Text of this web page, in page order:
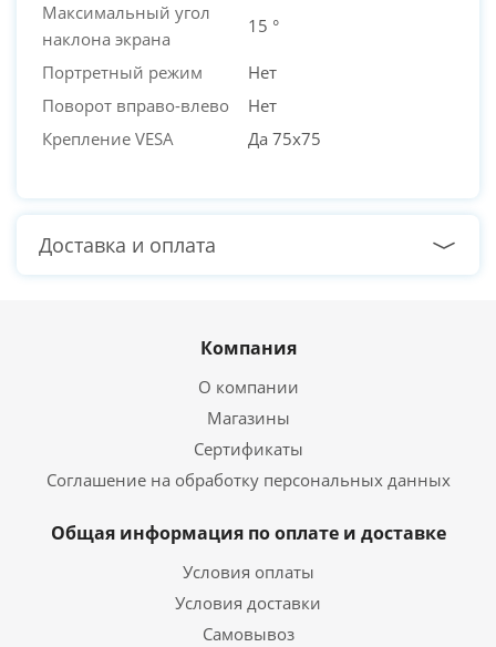
Максимальный угол
наклона экрана
15 °
Портретный режим
Нет
Поворот вправо-влево
Нет
Крепление VESA
Да 75х75
Доставка и оплата
Компания
О компании
Магазины
Сертификаты
Соглашение на обработку персональных данных
Общая информация по оплате и доставке
Условия оплаты
Условия доставки
Самовывоз